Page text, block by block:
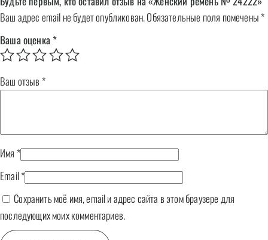
Ваш адрес email не будет опубликован.Обязательные поля помечены*
Ваша оценка *
Ваш отзыв *
Имя *
Email*
Сохранить моё имя, email и адрес сайта в этом браузере для
последующих моих комментариев.